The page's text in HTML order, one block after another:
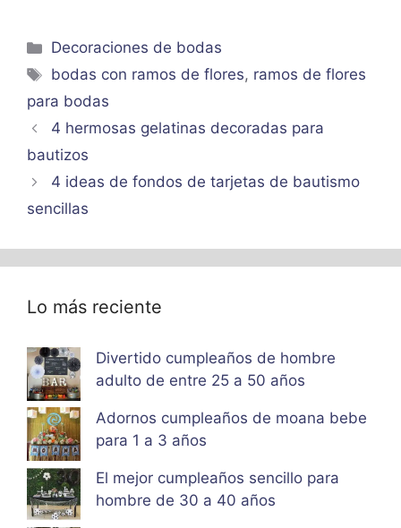
Categorías
Decoraciones de bodas
Etiquetas
bodas con ramos de flores, ramos de flores
para bodas
4 hermosas gelatinas decoradas para
bautizos
4 ideas de fondos de tarjetas de bautismo
sencillas
Lo más reciente
Divertido cumpleaños de hombre
adulto de entre 25 a 50 años
Adornos cumpleaños de moana bebe
para 1 a 3 años
El mejor cumpleaños sencillo para
hombre de 30 a 40 años